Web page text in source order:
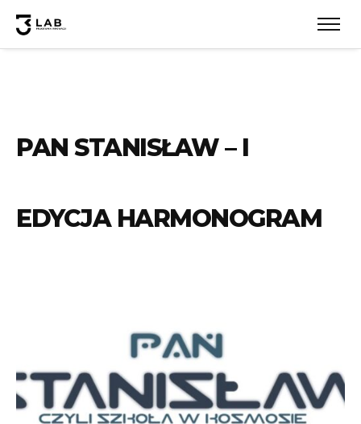
PAN STANISŁAW – I
EDYCJA HARMONOGRAM